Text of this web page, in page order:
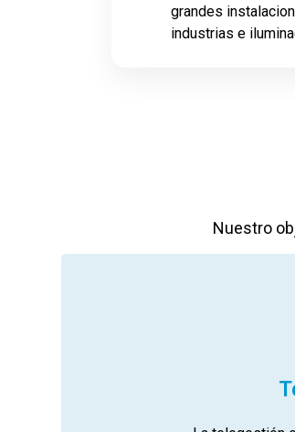
grandes
industrias e
Nuestro